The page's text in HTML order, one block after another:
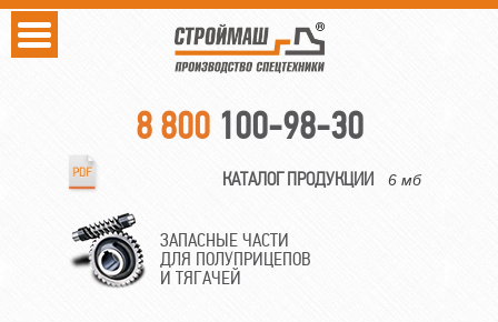
8 800 100-98-30
КАТАЛОГ ПРОДУКЦИИ 6 мб
ЗАПАСНЫЕ ЧАСТИ
ДЛЯ ПОЛУПРИЦЕПОВ
И ТЯГАЧЕЙ